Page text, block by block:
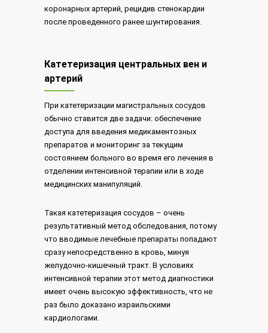
коронарных артерий, рецидив стенокардии
после проведенного ранее шунтирования.
Катетеризация центральных вен и
артерий
При катетеризации магистральных сосудов
обычно ставится две задачи: обеспечение
доступа для введения медикаментозных
препаратов и мониторинг за текущим
состоянием больного во время его лечения в
отделении интенсивной терапии или в ходе
медицинских манипуляций.
Такая катетеризация сосудов – очень
результативный метод обследования, потому
что вводимые лечебные препараты попадают
сразу непосредственно в кровь, минуя
желудочно-кишечный тракт. В условиях
интенсивной терапии этот метод диагностики
имеет очень высокую эффективность, что не
раз было доказано израильскими
кардиологами.